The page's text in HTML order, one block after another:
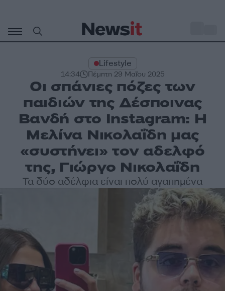
περιεχόμενο
Lifestyle
14:34 Πέμπτη 29 Μαΐου 2025
Οι σπάνιες πόζες των
παιδιών της Δέσποινας
Βανδή στο Instagram: Η
Μελίνα Νικολαΐδη μας
«συστήνει» τον αδελφό
της, Γιώργο Νικολαΐδη
Τα δύο αδέλφια είναι πολύ αγαπημένα